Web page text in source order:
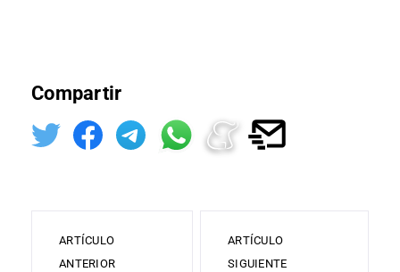
Compartir
ARTÍCULO
ANTERIOR
ARTÍCULO
SIGUIENTE